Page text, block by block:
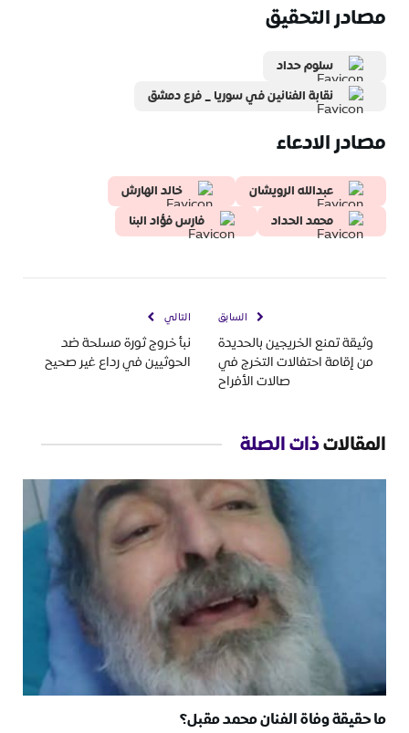
مصادر التحقيق
سلوم حداد
نقابة الفنانين في سوريا _ فرع دمشق
مصادر الادعاء
عبدالله الرويشان
خالد الهارش
محمد الحداد
فارس فؤاد البنا
السابق
وثيقة تمنع الخريجين بالحديدة
من إقامة احتفالات التخرج في
صالات الأفراح
التالي
نبأ خروج ثورة مسلحة ضد
الحوثيين في رداع غير صحيح
المقالاتذات الصلة
ما حقيقة وفاة الفنان محمد مقبل؟